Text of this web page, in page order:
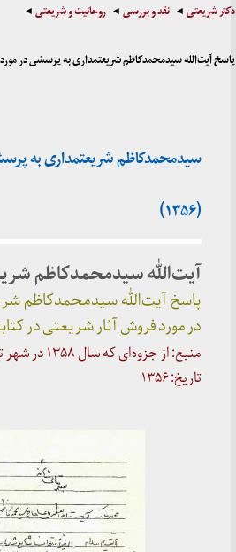
دکتر شریعتی نقد و بررسی روحانیت و شریعتی
پاسخ آیت‌الله سیدمحمدکاظم شریعتمداری به پرسشی در مورد
سیدمحمدکاظم شریعتمداری به
(۱۳۵۶)
آیت‌الله سیدمحمدکاظم
پاسخ آیت‌الله سیدمحمدکاظم
در مورد فروش آثار شریعتی در
منبع: از جزوه‌ای که سال ۱۳۵۸ در شهر تهران پخش شد.
تاریخ: ۱۳۵۶